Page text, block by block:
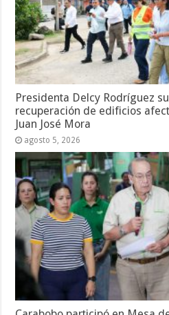
Presidenta Delcy Rodríguez
recuperación de edificios
Juan José Mora
agosto 5, 2026